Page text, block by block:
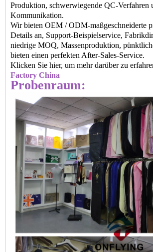
Produktion, schwerwiegende QC-Verfahren
Kommunikation.
Wir bieten OEM / ODM-maßgeschneiderte
Details an, Support-Beispielservice,
niedrige MOQ, Massenproduktion,
bieten einen perfekten After-Sales-Service.
Klicken Sie hier, um mehr darüber zu
Factory China
Probenraum: